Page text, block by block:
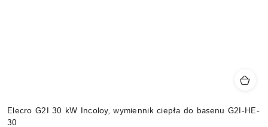
Elecro G2I 30 kW Incoloy, wymiennik ciepła do basenu G2I-HE-
30